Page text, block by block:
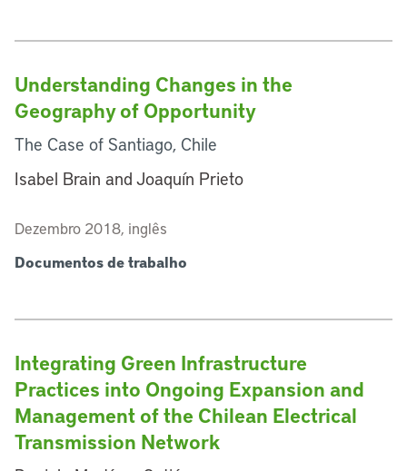
Understanding Changes in the
Geography of Opportunity
The Case of Santiago, Chile
Isabel Brain and Joaquín Prieto
Dezembro 2018, inglês
Documentos de trabalho
Integrating Green Infrastructure
Practices into Ongoing Expansion and
Management of the Chilean Electrical
Transmission Network